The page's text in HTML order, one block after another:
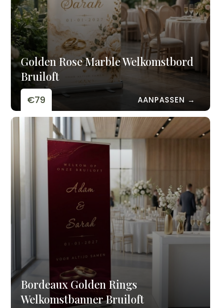
Golden Rose Marble Welkomstbord
Bruiloft
€79 AANPASSEN →
Bordeaux Golden Rings
Welkomstbanner Bruiloft